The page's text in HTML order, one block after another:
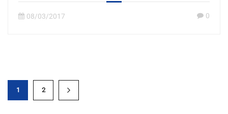
08/03/2017 0
1 2